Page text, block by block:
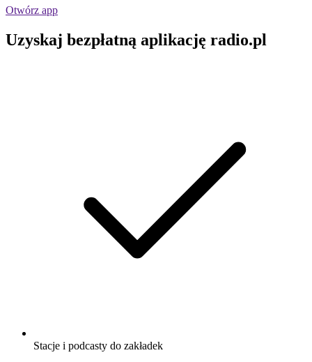
Otwórz app
Uzyskaj bezpłatną aplikację radio.pl
Stacje i podcasty do zakładek